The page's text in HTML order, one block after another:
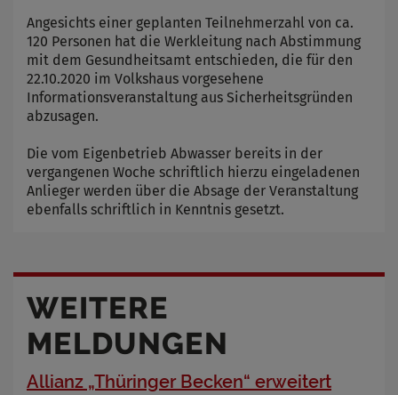
Angesichts einer geplanten Teilnehmerzahl von ca.
120 Personen hat die Werkleitung nach Abstimmung
mit dem Gesundheitsamt entschieden, die für den
22.10.2020 im Volkshaus vorgesehene
Informationsveranstaltung aus Sicherheitsgründen
abzusagen.
Die vom Eigenbetrieb Abwasser bereits in der
vergangenen Woche schriftlich hierzu eingeladenen
Anlieger werden über die Absage der Veranstaltung
ebenfalls schriftlich in Kenntnis gesetzt.
WEITERE
MELDUNGEN
Allianz „Thüringer Becken“ erweitert